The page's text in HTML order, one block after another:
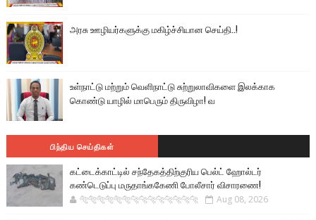
அரசு ஊழியர்களுக்கு மகிழ்ச்சியான செய்தி..!
உள்நாட்டு மற்றும் வெளிநாட்டு சுற்றுலாவிகளை இலக்காக
கொண்டு யாழில் மாபெரும் திருவிழா! வ
பிந்திய செய்திகள்
கட்டைக்காட்டில் சந்தேகத்திற்குரிய பெல்ட் ஹோல்டர்
கண்டெடுப்பு மருதாங்ககேணி போலீசார் விசாரணை!
🐅🐅🐅🐅🐅🐅🐆🐆🐆🐆🐆🐆🐆🐆 Aug 08, 2026